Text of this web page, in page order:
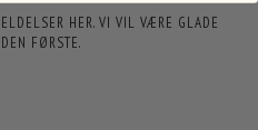
HER. VI VIL VÆRE GLADE
FØRSTE.